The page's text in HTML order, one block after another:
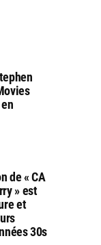
de « CA
» est
et
30s